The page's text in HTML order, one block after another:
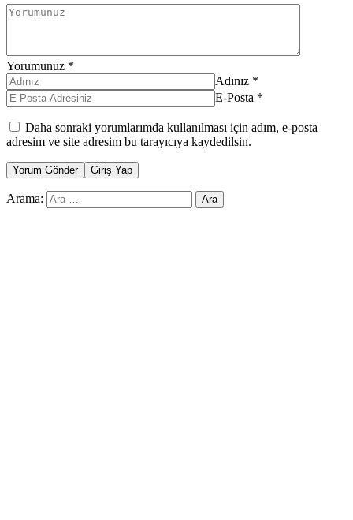
Yorumunuz *
Adınız *
E-Posta *
Daha sonraki yorumlarımda kullanılması için adım, e-posta
adresim ve site adresim bu tarayıcıya kaydedilsin.
Yorum Gönder Giriş Yap
Arama: